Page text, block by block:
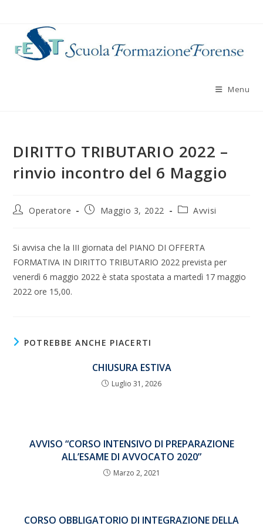
contenuto
Menu
DIRITTO TRIBUTARIO 2022 –
rinvio incontro del 6 Maggio
AutoreOperatore
ArticoloMaggio 3, 2022
Categoria
Avvisi
Si avvisa che la III giornata del PIANO DI OFFERTA
FORMATIVA IN DIRITTO TRIBUTARIO 2022 prevista per
venerdì 6 maggio 2022 è stata spostata a martedì 17 maggio
2022 ore 15,00.
POTREBBE ANCHE PIACERTI
CHIUSURA ESTIVA
Luglio 31, 2026
AVVISO “CORSO INTENSIVO DI PREPARAZIONE
ALL’ESAME DI AVVOCATO 2020”
Marzo 2, 2021
CORSO OBBLIGATORIO DI INTEGRAZIONE DELLA